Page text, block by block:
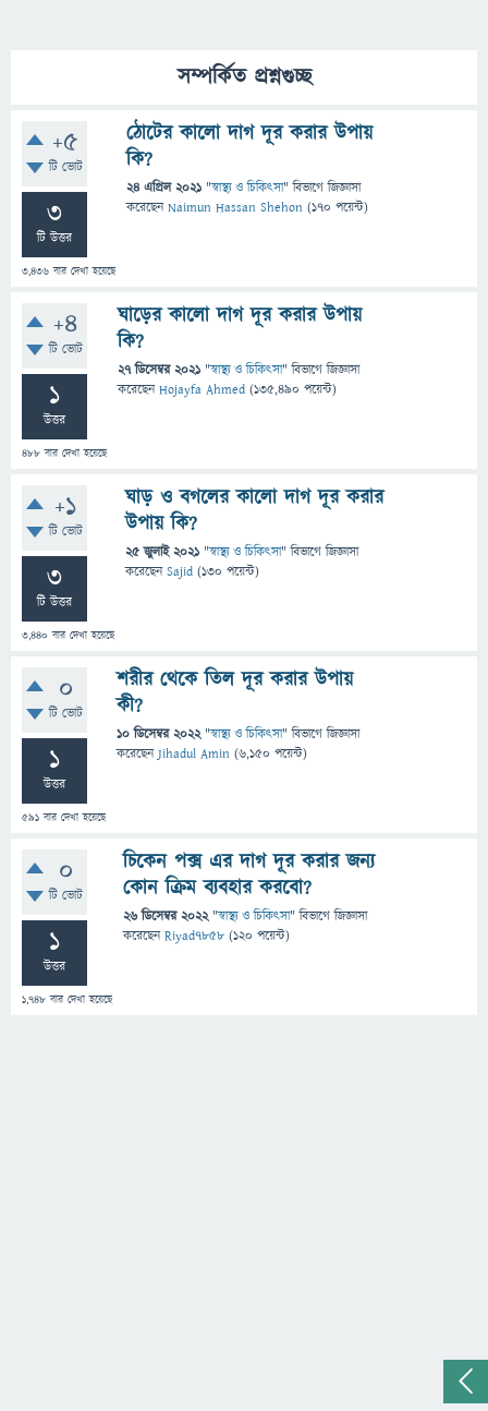
সম্পর্কিত প্রশ্নগুচ্ছ
+5
টি ভোট
3
টি উত্তর
3,436 বার দেখা হয়েছে
ঠোটের কালো দাগ দূর করার উপায়
কি?
24 এপ্রিল 2021 "স্বাস্থ্য ও চিকিৎসা" বিভাগে জিজ্ঞাসা
করেছেনNaimun Hassan Shehon (170 পয়েন্ট)
+4
টি ভোট
1
উত্তর
488 বার দেখা হয়েছে
ঘাড়ের কালো দাগ দূর করার উপায়
কি?
27 ডিসেম্বর 2021 "স্বাস্থ্য ও চিকিৎসা" বিভাগে জিজ্ঞাসা
করেছেনHojayfa Ahmed (135,490 পয়েন্ট)
+1
টি ভোট
3
টি উত্তর
3,440 বার দেখা হয়েছে
ঘাড় ও বগলের কালো দাগ দূর করার
উপায় কি?
25 জুলাই 2021 "স্বাস্থ্য ও চিকিৎসা" বিভাগে জিজ্ঞাসা
করেছেনSajid (130 পয়েন্ট)
0
টি ভোট
1
উত্তর
591 বার দেখা হয়েছে
শরীর থেকে তিল দূর করার উপায়
কী?
10 ডিসেম্বর 2022 "স্বাস্থ্য ও চিকিৎসা" বিভাগে জিজ্ঞাসা
করেছেনJihadul Amin (6,150 পয়েন্ট)
0
টি ভোট
1
উত্তর
1,748 বার দেখা হয়েছে
চিকেন পক্স এর দাগ দূর করার জন্য
কোন ক্রিম ব্যবহার করবো?
26 ডিসেম্বর 2022 "স্বাস্থ্য ও চিকিৎসা" বিভাগে জিজ্ঞাসা
করেছেনRiyad7858 (120 পয়েন্ট)